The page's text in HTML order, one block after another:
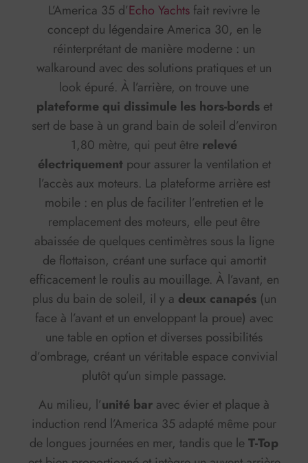
L’America 35 d’Echo Yachts fait revivre le
concept du légendaire America 30, en le
réinterprétant de manière moderne : un
walkaround avec des solutions pratiques et un
look épuré. À l’arrière, on trouve une
plateforme qui dissimule les hors-bordset
sert de base à un grand bain de soleil d’environ
1,80 mètre, qui peut être relevé
électriquementpour assurer la ventilation et
l’accès aux moteurs. La plateforme arrière est
mobile : en plus de faciliter l’entretien et le
remplacement des moteurs, elle peut être
abaissée de quelques centimètres sous la ligne
de flottaison, créant une surface qui amortit
efficacement le roulis au mouillage. À l’avant, en
plus du bain de soleil, il y a deux canapés(un
face à l’avant et un enveloppant la proue) avec
une table en option et diverses possibilités
d’ombrage, créant un véritable espace convivial
plutôt qu’un simple passage.
Au milieu, l’unité bar avec évier et plaque à
induction rend l’America 35 adapté même pour
de longues journées en mer, tandis que leT-Top